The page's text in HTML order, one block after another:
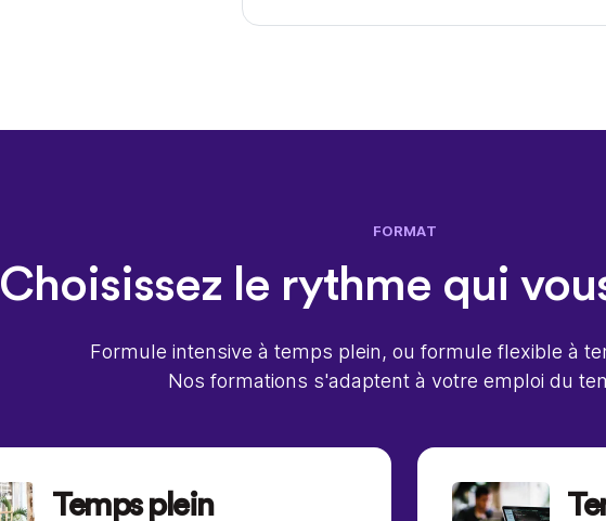
FORMAT
Choisissez le rythme qui
Formule intensive à temps plein, ou formule flexible à
Nos formations s'adaptent à votre emploi du
Temps plein